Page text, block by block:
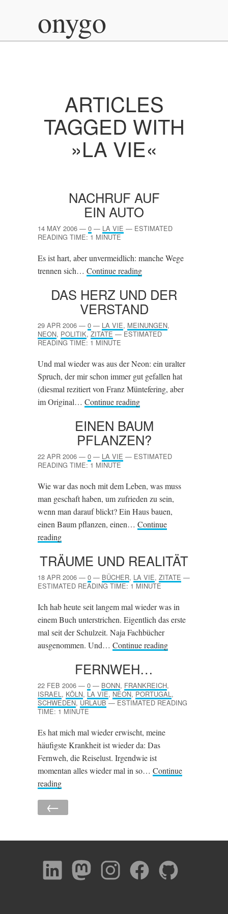
onygo
ARTICLES
TAGGED WITH
»LA VIE«
NACHRUF AUF
EIN AUTO
14 MAY 2006 — 0 — LA VIE — ESTIMATED
READING TIME: 1 MINUTE
Es ist hart, aber unvermeidlich: manche Wege
trennen sich… Continue reading
DAS HERZ UND DER
VERSTAND
29 APR 2006 — 0 — LA VIE, MEINUNGEN,
NEON, POLITIK,ZITATE —ESTIMATED
READING TIME: 1 MINUTE
Und mal wieder was aus der Neon: ein uralter
Spruch, der mir schon immer gut gefallen hat
(diesmal rezitiert von Franz Müntefering, aber
im Original… Continue reading
EINEN BAUM
PFLANZEN?
22 APR 2006 — 0 — LA VIE — ESTIMATED
READING TIME: 1 MINUTE
Wie war das noch mit dem Leben, was muss
man geschaft haben, um zufrieden zu sein,
wenn man darauf blickt? Ein Haus bauen,
einen Baum pflanzen, einen… Continue
reading
TRÄUME UND REALITÄT
18 APR 2006 — 0 — BÜCHER, LA VIE, ZITATE —
ESTIMATED READING TIME: 1 MINUTE
Ich hab heute seit langem mal wieder was in
einem Buch unterstrichen. Eigentlich das erste
mal seit der Schulzeit. Naja Fachbücher
ausgenommen. Und… Continue reading
FERNWEH…
22 FEB 2006 — 0 — BONN, FRANKREICH,
ISRAEL, KÖLN, LA VIE,NEON,PORTUGAL,
SCHWEDEN,URLAUB —ESTIMATED READING
TIME: 1 MINUTE
Es hat mich mal wieder erwischt, meine
häufigste Krankheit ist wieder da: Das
Fernweh, die Reiselust. Irgendwie ist
momentan alles wieder mal in so… Continue
reading
←